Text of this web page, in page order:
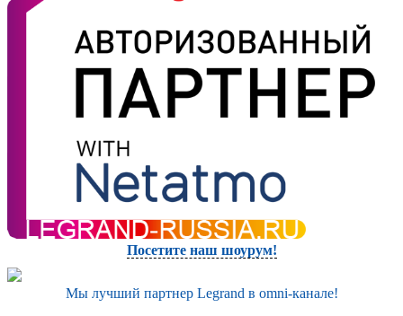
Посетите наш шоурум!
Мы лучший партнер Legrand в omni-канале!